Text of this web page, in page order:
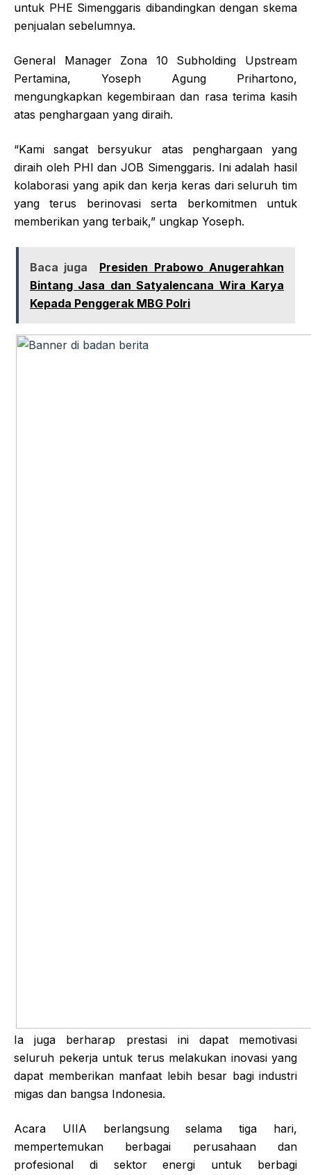
untuk PHE Simenggaris dibandingkan dengan skema
penjualan sebelumnya.
General Manager Zona 10 Subholding Upstream
Pertamina, Yoseph Agung Prihartono,
mengungkapkan kegembiraan dan rasa terima kasih
atas penghargaan yang diraih.
“Kami sangat bersyukur atas penghargaan yang
diraih oleh PHI dan JOB Simenggaris. Ini adalah hasil
kolaborasi yang apik dan kerja keras dari seluruh tim
yang terus berinovasi serta berkomitmen untuk
memberikan yang terbaik,” ungkap Yoseph.
Baca juga
Presiden Prabowo Anugerahkan
Bintang Jasa dan Satyalencana Wira Karya
Kepada Penggerak MBG Polri
Ia juga berharap prestasi ini dapat memotivasi
seluruh pekerja untuk terus melakukan inovasi yang
dapat memberikan manfaat lebih besar bagi industri
migas dan bangsa Indonesia.
Acara UIIA berlangsung selama tiga hari,
mempertemukan berbagai perusahaan dan
profesional di sektor energi untuk berbagi